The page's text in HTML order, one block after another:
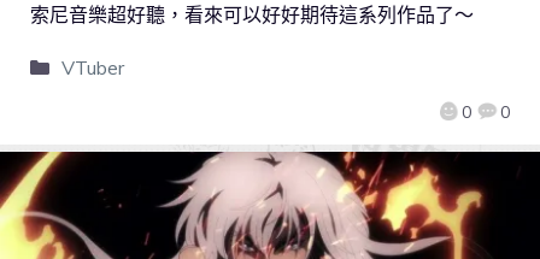
0 0
索尼音樂超好聽，看來可以好好期待這系列作品了～
VTuber